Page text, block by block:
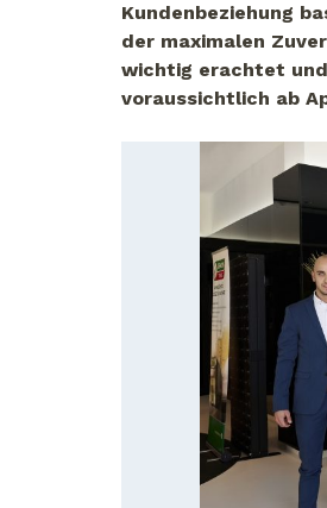
Kundenbeziehung
der maximalen
wichtig erachtet
voraussichtlich ab